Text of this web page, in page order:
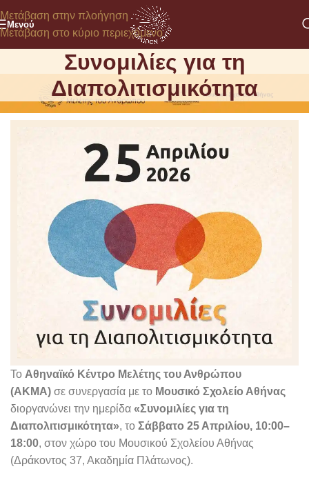
Μετάβαση στην πλοήγηση
Μετάβαση στο κύριο περιεχόμενο
Μενού
Συνομιλίες για τη
Διαπολιτισμικότητα
Το Αθηναϊκό Κέντρο Μελέτης του Ανθρώπου
(ΑΚΜΑ) σε συνεργασία με το Μουσικό Σχολείο Αθήνας
διοργανώνει την ημερίδα «Συνομιλίες για τη
Διαπολιτισμικότητα», το Σάββατο 25 Απριλίου, 10:00–
18:00, στον χώρο του Μουσικού Σχολείου Αθήνας
(Δράκοντος 37, Ακαδημία Πλάτωνος).